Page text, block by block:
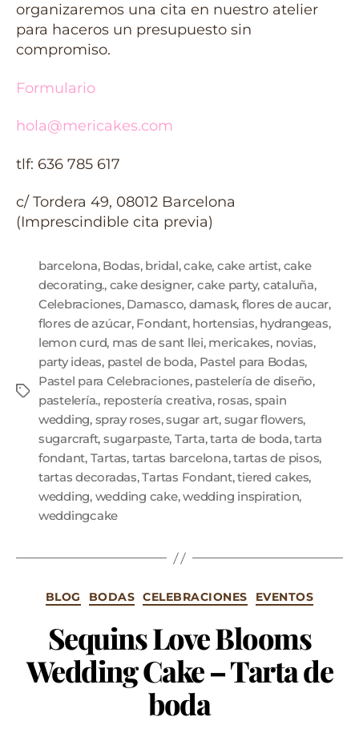
organizaremos una cita en nuestro atelier
para haceros un presupuesto sin
compromiso.
Formulario
hola@mericakes.com
tlf: 636 785 617
c/ Tordera 49, 08012 Barcelona
(Imprescindible cita previa)
barcelona, Bodas, bridal,cake, cake artist, cake
decorating., cake designer, cake party, cataluña,
Celebraciones, Damasco, damask, flores de aucar,
flores de azúcar, Fondant, hortensias, hydrangeas,
lemon curd, mas de sant llei, mericakes, novias,
party ideas, pastel de boda, Pastel para Bodas,
Pastel para Celebraciones, pastelería de diseño,
pastelería., repostería creativa, rosas, spain
wedding, spray roses,sugar art, sugar flowers,
sugarcraft, sugarpaste, Tarta,tarta de boda,tarta
fondant, Tartas, tartas barcelona,tartas de pisos,
tartas decoradas,Tartas Fondant,tiered cakes,
wedding, wedding cake,wedding inspiration,
weddingcake
BLOG BODAS CELEBRACIONES EVENTOS
Sequins Love Blooms
Wedding Cake – Tarta de
boda